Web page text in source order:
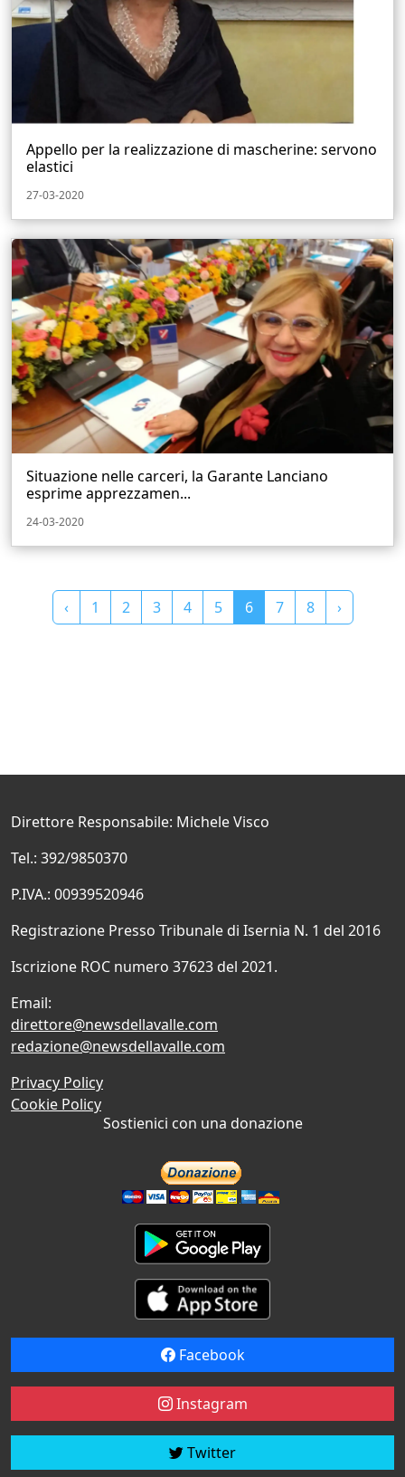
Appello per la realizzazione di mascherine: servono
elastici
27-03-2020
Situazione nelle carceri, la Garante Lanciano
esprime apprezzamen...
24-03-2020
‹ 1 2 3 4 5 6 7 8 ›
Direttore Responsabile: Michele Visco
Tel.: 392/9850370
P.IVA.: 00939520946
Registrazione Presso Tribunale di Isernia N. 1 del 2016
Iscrizione ROC numero 37623 del 2021.
Email:
direttore@newsdellavalle.com
redazione@newsdellavalle.com
Privacy Policy
Cookie Policy
Sostienici con una donazione
Facebook
Instagram
Twitter